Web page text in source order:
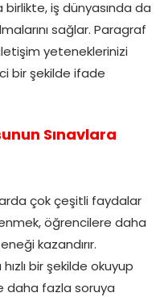
birlikte, iş dünyasında da
sağlar. Paragraf
iletişim yeteneklerinizi
bir şekilde ifade
Sınavlara
çok çeşitli faydalar
öğrencilere daha
kazandırır.
bir şekilde okuyup
daha fazla soruya